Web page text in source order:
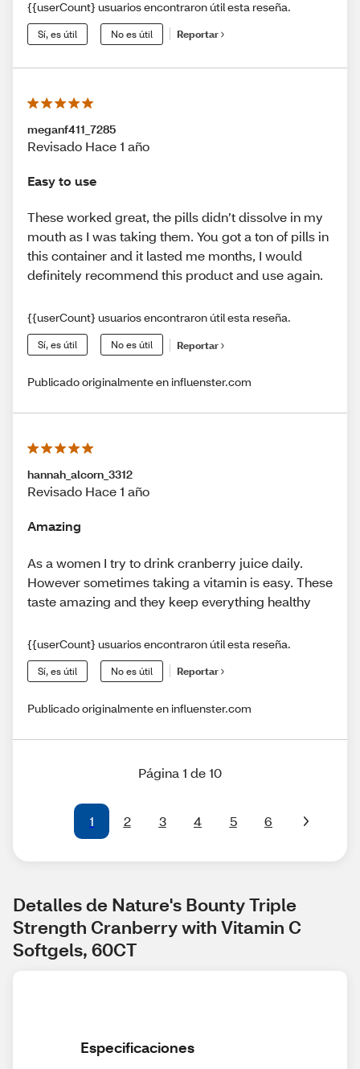
{{userCount} usuarios encontraron útil esta reseña.
Sí, es útil No es útil Reportar
meganf411_7285
Revisado Hace 1 año
Easy to use
These worked great, the pills didn’t dissolve in my
mouth as I was taking them. You got a ton of pills in
this container and it lasted me months, I would
definitely recommend this product and use again.
{{userCount} usuarios encontraron útil esta reseña.
Sí, es útil No es útil Reportar
Publicado originalmente en influenster.com
hannah_alcorn_3312
Revisado Hace 1 año
Amazing
As a women I try to drink cranberry juice daily.
However sometimes taking a vitamin is easy. These
taste amazing and they keep everything healthy
{{userCount} usuarios encontraron útil esta reseña.
Sí, es útil No es útil Reportar
Publicado originalmente en influenster.com
Página 1 de 10
1 2 3 4 5 6
Detalles de Nature's Bounty Triple
Strength Cranberry with Vitamin C
Softgels, 60CT
Especificaciones